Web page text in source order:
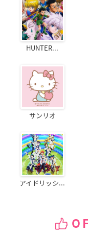
HUNTER...
サンリオ
アイドリッシ...